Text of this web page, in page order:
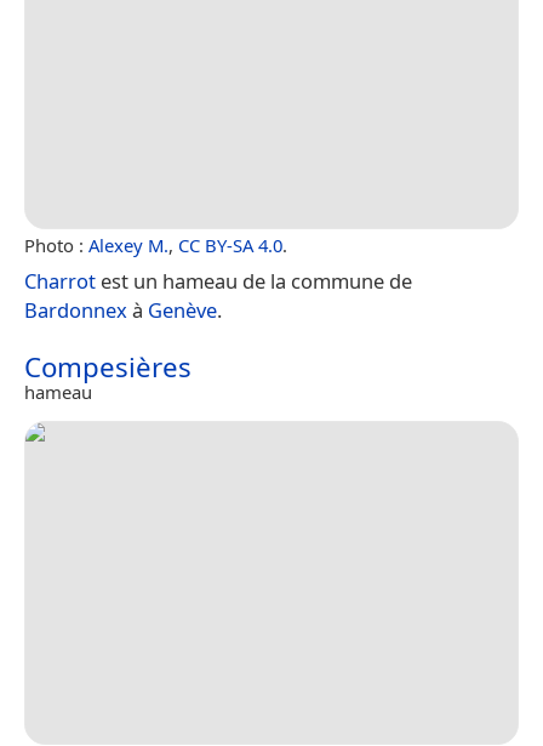
Photo : Alexey M., CC BY-SA 4.0.
Charrot est un hameau de la commune de
Bardonnexà Genève.
Compesières
hameau